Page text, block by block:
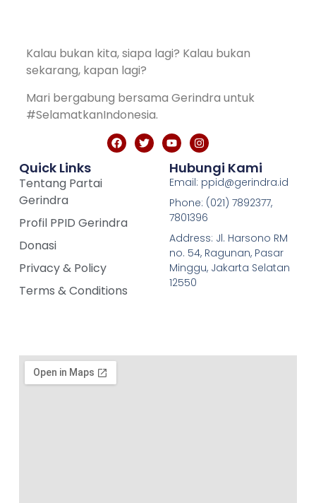
Kalau bukan kita, siapa lagi? Kalau bukan
sekarang, kapan lagi?
Mari bergabung bersama Gerindra untuk
#SelamatkanIndonesia.
Quick Links
Tentang Partai
Gerindra
Profil PPID Gerindra
Donasi
Privacy & Policy
Terms & Conditions
Hubungi Kami
Email: ppid@gerindra.id
Phone: (021) 7892377,
7801396
Address: Jl. Harsono RM
no. 54, Ragunan, Pasar
Minggu, Jakarta Selatan
12550